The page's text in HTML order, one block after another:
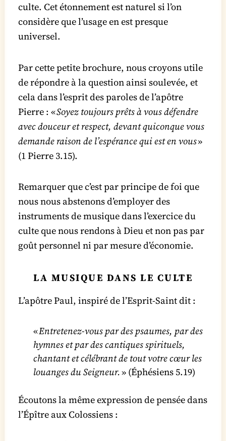
culte. Cet étonnement est naturel si l’on
considère que l’usage en est presque
universel.
Par cette petite brochure, nous croyons utile
de répondre à la question ainsi soulevée, et
cela dans l’esprit des paroles de l’apôtre
Pierre : «Soyez toujours prêts à vous défendre
avec douceur et respect, devant quiconque vous
demande raison de l’espérance qui est en vous»
(1 Pierre 3.15).
Remarquer que c’est par principe de foi que
nous nous abstenons d’employer des
instruments de musique dans l’exercice du
culte que nous rendons à Dieu et non pas par
goût personnel ni par mesure d’économie.
LA MUSIQUE DANS LE CULTE
L’apôtre Paul, inspiré de l’Esprit-Saint dit :
«Entretenez-vous par des psaumes, par des
hymnes et par des cantiques spirituels,
chantant et célébrant de tout votre cœur les
louanges du Seigneur.» (Éphésiens 5.19)
Écoutons la même expression de pensée dans
l’Épître aux Colossiens :